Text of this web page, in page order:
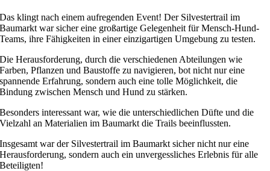
Das klingt nach einem aufregenden Event! Der Silvestertrail im
Baumarkt war sicher eine großartige Gelegenheit für Mensch-Hund-
Teams, ihre Fähigkeiten in einer einzigartigen Umgebung zu testen.
Die Herausforderung, durch die verschiedenen Abteilungen wie
Farben, Pflanzen und Baustoffe zu navigieren, bot nicht nur eine
spannende Erfahrung, sondern auch eine tolle Möglichkeit, die
Bindung zwischen Mensch und Hund zu stärken.
Besonders interessant war, wie die unterschiedlichen Düfte und die
Vielzahl an Materialien im Baumarkt die Trails beeinflussten.
Insgesamt war der Silvestertrail im Baumarkt sicher nicht nur eine
Herausforderung, sondern auch ein unvergessliches Erlebnis für alle
Beteiligten!